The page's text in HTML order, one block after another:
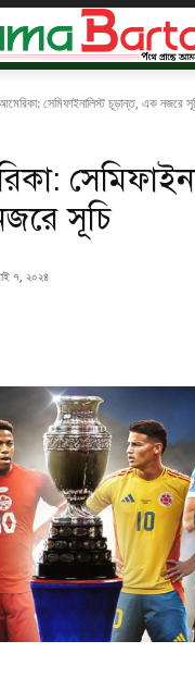
সেমিফাইনালিস্ট চূড়ান্ত, এক নজরে
সূচি
৭, ২০২৪